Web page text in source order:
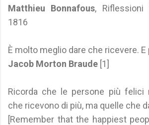
Matthieu Bonnafous, Riflessioni
1816
È molto meglio dare che ricevere.
Jacob Morton Braude [1]
Ricorda che le persone più felici
che ricevono di più, ma quelle che
[Remember that the happiest